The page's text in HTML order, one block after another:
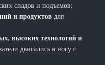
спадов и подъемов;
и продуктов для
высоких технологий и
двигались в ногу с